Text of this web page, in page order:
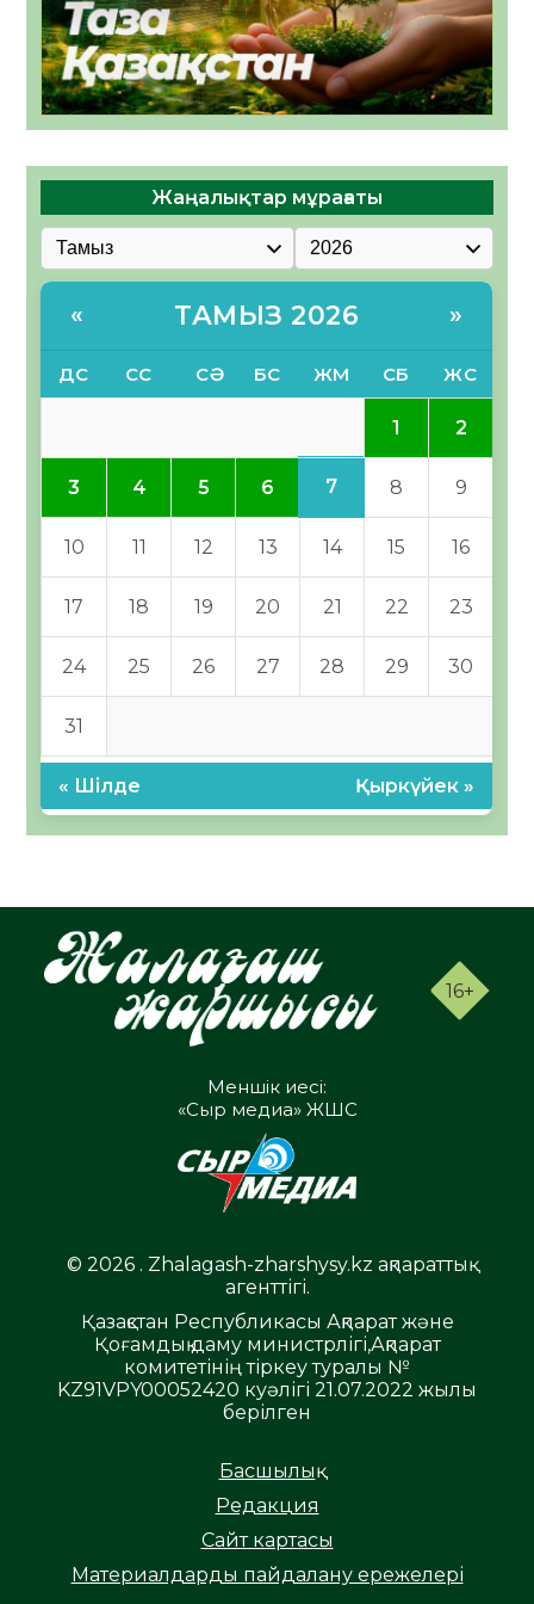
Жаңалықтар мұрағаты
« ТАМЫЗ 2026 »
ДС СС СӘ БС ЖМ СБ ЖС
1 2
3 4 5 6 7 8 9
10 11 12 13 14 15 16
17 18 19 20 21 22 23
24 25 26 27 28 29 30
31
« Шілде Қыркүйек »
16+
Меншік иесі:
«Сыр медиа» ЖШС
© 2026 . Zhalagash-zharshysy.kz ақпараттық
агенттігі.
Қазақстан Республикасы Ақпарат және
Қоғамдық даму министрлігі,Ақпарат
комитетінің тіркеу туралы №
KZ91VPY00052420 куәлігі 21.07.2022 жылы
берілген
Басшылық
Редакция
Сайт картасы
Материалдарды пайдалану ережелері